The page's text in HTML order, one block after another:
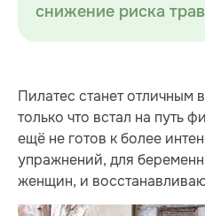
снижение риска
Пилатес станет отличным
только что встал на путь
ещё не готов к более
упражнений, для
женщин, и